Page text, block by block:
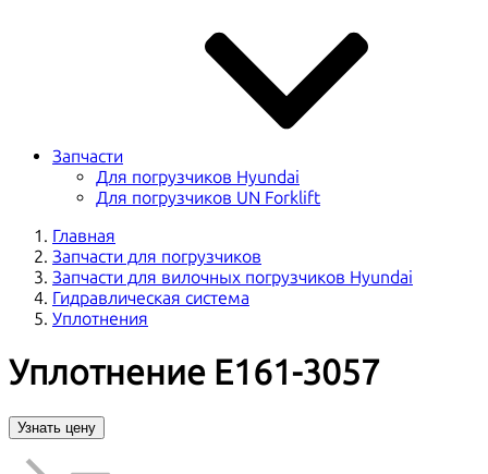
Запчасти
Для погрузчиков Hyundai
Для погрузчиков UN Forklift
Главная
Запчасти для погрузчиков
Запчасти для вилочных погрузчиков Hyundai
Гидравлическая система
Уплотнения
Уплотнение E161-3057
Узнать цену